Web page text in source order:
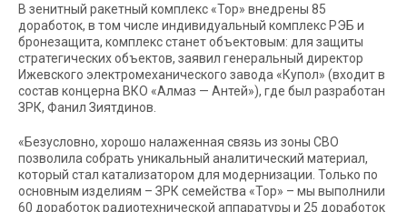
В зенитный ракетный комплекс «Тор» внедрены 85
доработок, в том числе индивидуальный комплекс РЭБ и
бронезащита, комплекс станет объектовым: для защиты
стратегических объектов, заявил генеральный директор
Ижевского электромеханического завода «Купол» (входит в
состав концерна ВКО «Алмаз — Антей»), где был разработан
ЗРК, Фанил Зиятдинов.
«Безусловно, хорошо налаженная связь из зоны СВО
позволила собрать уникальный аналитический материал,
который стал катализатором для модернизации. Только по
основным изделиям – ЗРК семейства «Тор» – мы выполнили
60 доработок радиотехнической аппаратуры и 25 доработок